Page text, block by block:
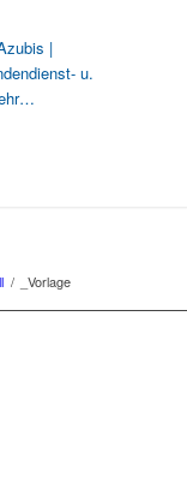
|
u.
/ _Vorlage